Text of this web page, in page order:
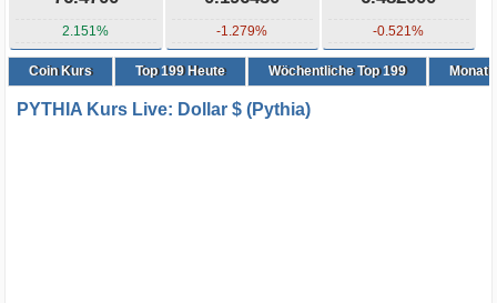
2.151% -1.279% -0.521%
Coin Kurs Top199Heute Wöchentliche Top 199
PYTHIA Kurs Live: Dollar $ (Pythia)